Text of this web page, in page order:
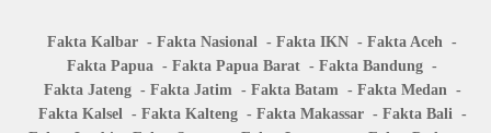
Fakta Kalbar Fakta Nasional Fakta IKN
Fakta Aceh
Fakta Papua
Fakta Papua Barat
Fakta Bandung
Fakta Jateng
Fakta Jatim Fakta Batam
Fakta Medan
Fakta Kalsel
Fakta Kalteng Fakta Makassar
Fakta Bali